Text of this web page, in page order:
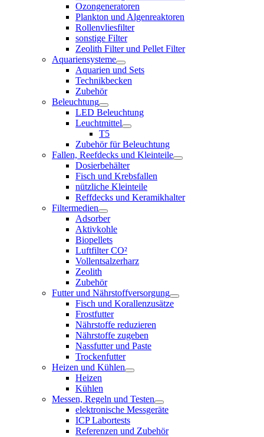
Ozongeneratoren
Plankton und Algenreaktoren
Rollenvliesfilter
sonstige Filter
Zeolith Filter und Pellet Filter
Aquariensysteme
Aquarien und Sets
Technikbecken
Zubehör
Beleuchtung
LED Beleuchtung
Leuchtmittel
T5
Zubehör für Beleuchtung
Fallen, Reefdecks und Kleinteile
Dosierbehälter
Fisch und Krebsfallen
nützliche Kleinteile
Reffdecks und Keramikhalter
Filtermedien
Adsorber
Aktivkohle
Biopellets
Luftfilter CO²
Vollentsalzerharz
Zeolith
Zubehör
Futter und Nährstoffversorgung
Fisch und Korallenzusätze
Frostfutter
Nährstoffe reduzieren
Nährstoffe zugeben
Nassfutter und Paste
Trockenfutter
Heizen und Kühlen
Heizen
Kühlen
Messen, Regeln und Testen
elektronische Messgeräte
ICP Labortests
Referenzen und Zubehör